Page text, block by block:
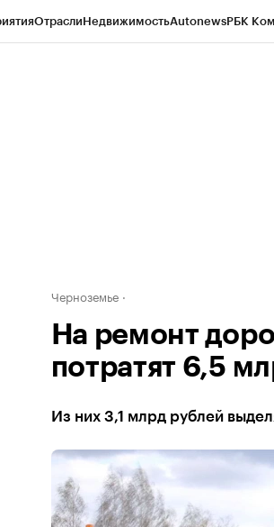
ОтраслиНедвижимостьAutonewsРБК
Черноземье
На ремонт
потратят 6,5
Из них 3,1 млрд рублей